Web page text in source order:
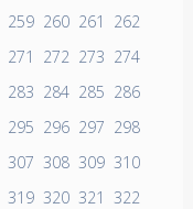
259 260 261
262
271 272 273 274
283 284 285 286
295 296 297 298
307 308 309 310
319 320 321
322